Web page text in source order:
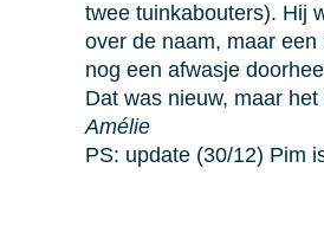
twee tuinkabouters). Hij
over de naam, maar
nog een afwasje
Dat was nieuw, maar
Amélie
PS: update (30/12) Pim